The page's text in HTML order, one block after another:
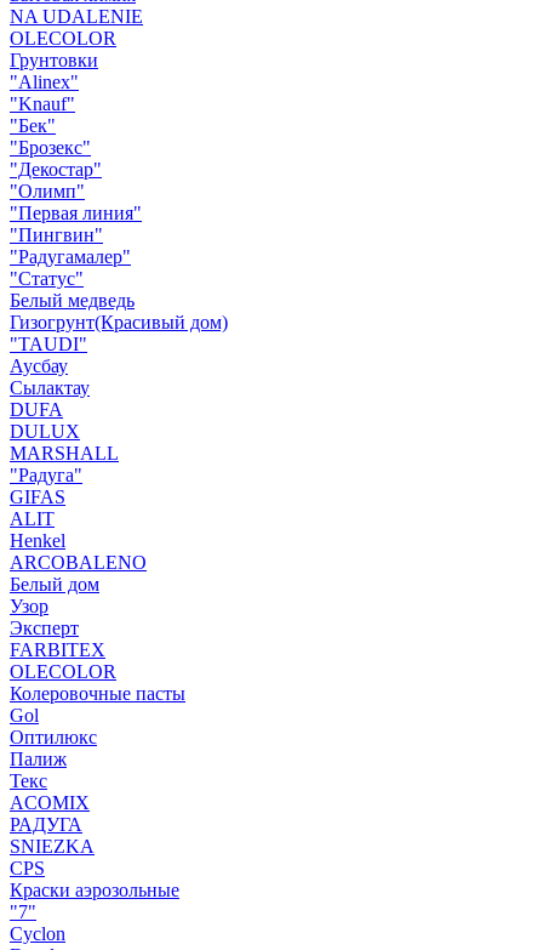
NA UDALENIE
OLECOLOR
Грунтовки
"Alinex"
"Knauf"
"Бек"
"Брозекс"
"Декостар"
"Олимп"
"Первая линия"
"Пингвин"
"Радугамалер"
"Статус"
Белый медведь
Гизогрунт(Красивый дом)
"TAUDI"
Аусбау
Сылактау
DUFA
DULUX
MARSHALL
"Радуга"
GIFAS
ALIT
Henkel
ARCOBALENO
Белый дом
Узор
Эксперт
FARBITEX
OLECOLOR
Колеровочные пасты
Gol
Оптилюкс
Палиж
Текс
ACOMIX
РАДУГА
SNIEZKA
CPS
Краски аэрозольные
"7"
Cyclon